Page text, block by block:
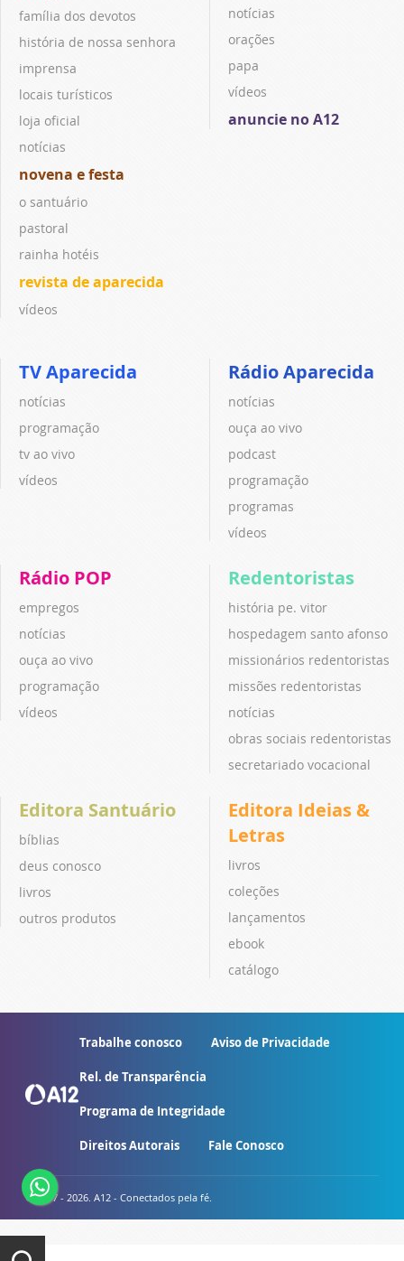
família dos devotos
história de nossa senhora
imprensa
locais turísticos
loja oficial
notícias
novena e festa
o santuário
pastoral
rainha hotéis
revista de aparecida
vídeos
notícias
orações
papa
vídeos
anuncie no A12
TV Aparecida
notícias
programação
tv ao vivo
vídeos
Rádio Aparecida
notícias
ouça ao vivo
podcast
programação
programas
vídeos
Rádio POP
empregos
notícias
ouça ao vivo
programação
vídeos
Redentoristas
história pe. vitor
hospedagem santo afonso
missionários redentoristas
missões redentoristas
notícias
obras sociais redentoristas
secretariado vocacional
Editora Santuário
bíblias
deus conosco
livros
outros produtos
Editora Ideias &
Letras
livros
coleções
lançamentos
ebook
catálogo
Trabalhe conosco Aviso de Privacidade
Rel. de Transparência
Programa de Integridade
Direitos Autorais Fale Conosco
© 2007 - 2026. A12 - Conectados pela fé.